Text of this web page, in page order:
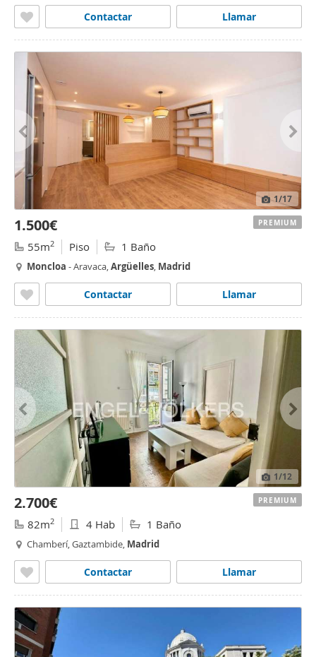
Llamar
Contactar
1/17
1.500€
55m2 Piso 1 Baño
Moncloa - Aravaca,Argüelles, Madrid
Llamar
Contactar
PREMIUM
1/12
2.700€
82m2 4 Hab 1 Baño
Chamberí, Gaztambide, Madrid
Llamar
Contactar
PREMIUM